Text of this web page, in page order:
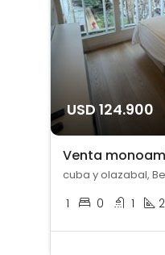
USD 124.900
cuba y olazabal,
1 0 1